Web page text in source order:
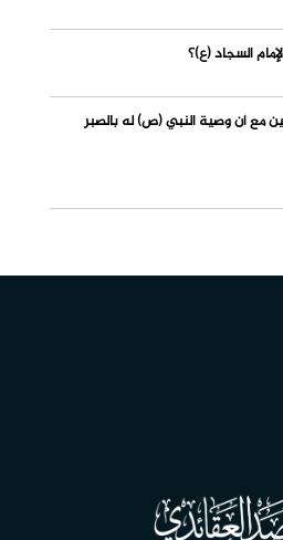
السجاد (ع)؟
مع أن وصية النبي (ص) له بالصبر